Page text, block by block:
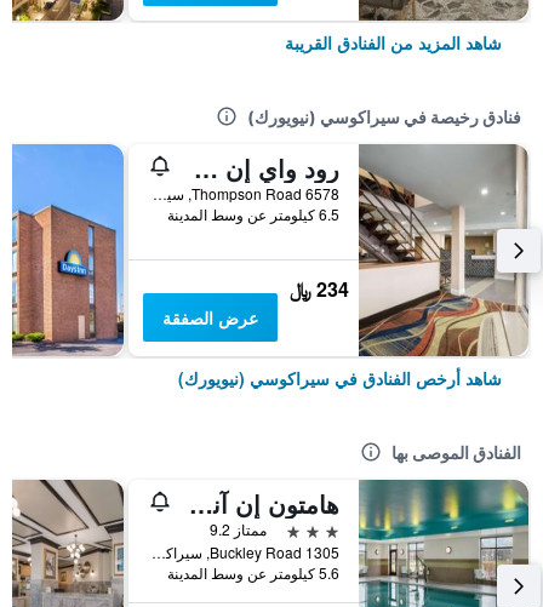
شاهد المزيد من الفنادق القريبة
فنادق رخيصة في سيراكوسي (نيويورك)
رود واي إن سيراكوسي كاريير سيركل
6578 Thompson Road, سيراكوسي (نيويورك), NY, الولايات المتحدة الأميريكية
6.5 كيلومتر عن وسط المدينة
234 ﷼
عرض الصفقة
شاهد أرخص الفنادق في سيراكوسي (نيويورك)
الفنادق الموصى بها
هامتون إن آند سويتس سيراكوز نورث آيربورت إريا
3 نجوم
ممتاز 9.2
1305 Buckley Road, سيراكوسي (نيويورك), NY, الولايات المتحدة الأميريكية
5.6 كيلومتر عن وسط المدينة